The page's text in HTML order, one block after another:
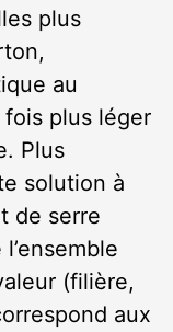
plus
au
plus léger
Plus
solution à
de serre
(filière,
aux